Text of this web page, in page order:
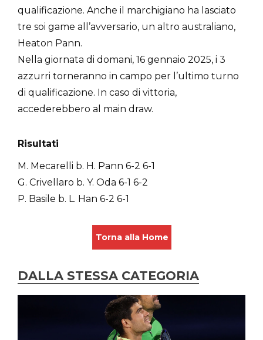
qualificazione. Anche il marchigiano ha lasciato
tre soi game all’avversario, un altro australiano,
Heaton Pann.
Nella giornata di domani, 16 gennaio 2025, i 3
azzurri torneranno in campo per l’ultimo turno
di qualificazione. In caso di vittoria,
accederebbero al main draw.
Risultati
M. Mecarelli b. H. Pann 6-2 6-1
G. Crivellaro b. Y. Oda 6-1 6-2
P. Basile b. L. Han 6-2 6-1
Torna alla Home
DALLA STESSA CATEGORIA